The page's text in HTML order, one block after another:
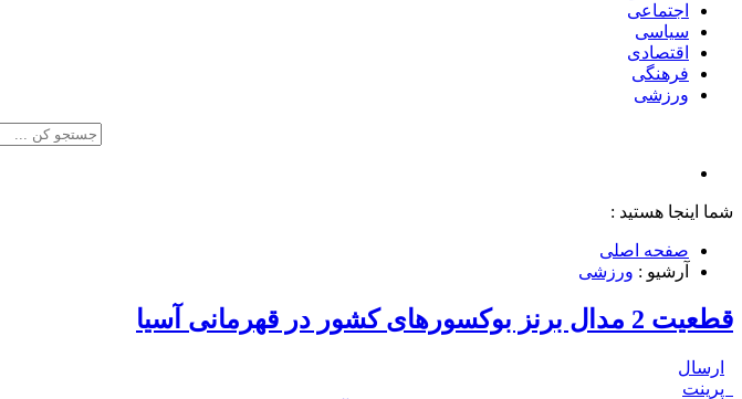
اجتماعی
سیاسی
اقتصادی
فرهنگی
ورزشی
شما اینجا هستید :
صفحه اصلی
آرشیو : ورزشی
قطعیت 2 مدال برنز بوکسورهای کشور در قهرمانی آسیا
ارسال
پرینت